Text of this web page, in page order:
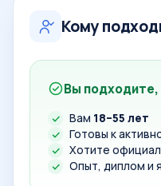
Кому
Вы подходите,
Вам 18–55 лет
Готовы к
Хотите
Опыт, диплом и